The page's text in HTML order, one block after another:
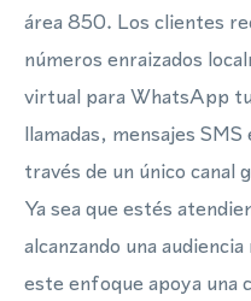
área 850. Los clientes
números enraizados
virtual para WhatsApp
llamadas, mensajes
través de un único
Ya sea que estés
alcanzando una
este enfoque apoya una